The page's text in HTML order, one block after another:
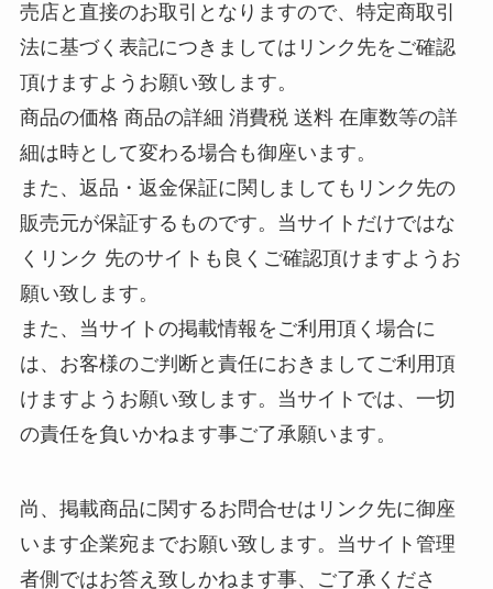
売店と直接のお取引となりますので、特定商取引
法に基づく表記につきましてはリンク先をご確認
頂けますようお願い致します。
商品の価格 商品の詳細 消費税 送料 在庫数等の詳
細は時として変わる場合も御座います。
また、返品・返金保証に関しましてもリンク先の
販売元が保証するものです。当サイトだけではな
くリンク 先のサイトも良くご確認頂けますようお
願い致します。
また、当サイトの掲載情報をご利用頂く場合に
は、お客様のご判断と責任におきましてご利用頂
けますようお願い致します。当サイトでは、一切
の責任を負いかねます事ご了承願います。
尚、掲載商品に関するお問合せはリンク先に御座
います企業宛までお願い致します。当サイト管理
者側ではお答え致しかねます事、ご了承くださ